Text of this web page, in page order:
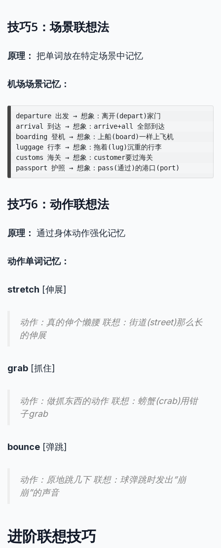
技巧5：场景联想法
原理： 把单词放在特定场景中记忆
机场场景记忆：
departure 出发 → 想象：离开(depart)家门
arrival 到达 → 想象：arrive+all 全部到达
boarding 登机 → 想象：上船(board)一样上飞机
luggage 行李 → 想象：拖着(lug)沉重的行李
customs 海关 → 想象：customer要过海关
技巧6：动作联想法
原理： 通过身体动作强化记忆
动作单词记忆：
stretch [伸展]
动作：真的伸个懒腰 联想：街道(street)那么长
的伸展
grab [抓住]
动作：做抓东西的动作 联想：螃蟹(crab)用钳
子grab
bounce [弹跳]
动作：原地跳几下 联想：球弹跳时发出”崩
崩”的声音
进阶联想技巧